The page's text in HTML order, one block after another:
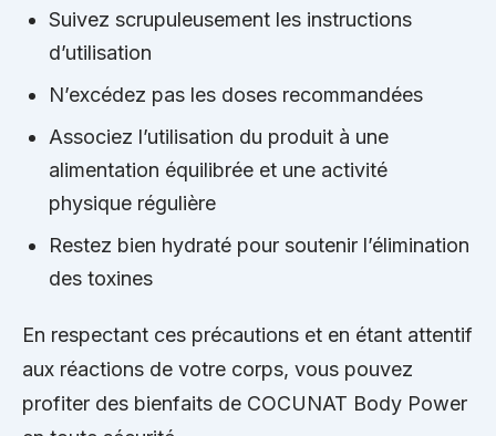
Suivez scrupuleusement les instructions
d’utilisation
N’excédez pas les doses recommandées
Associez l’utilisation du produit à une
alimentation équilibrée et une activité
physique régulière
Restez bien hydraté pour soutenir l’élimination
des toxines
En respectant ces précautions et en étant attentif
aux réactions de votre corps, vous pouvez
profiter des bienfaits de COCUNAT Body Power